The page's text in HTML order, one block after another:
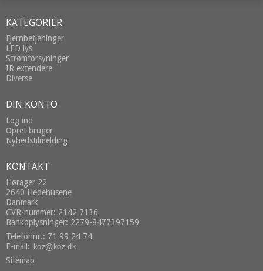
KATEGORIER
Fjernbetjeninger
LED lys
Strømforsyninger
IR extendere
Diverse
DIN KONTO
Log ind
Opret bruger
Nyhedstilmelding
KONTAKT
Hørager 22
2640 Hedehusene
Danmark
CVR-nummer: 2142 7136
Bankoplysninger: 2279-8477397159
Telefonnr.: 71 99 24 74
E-mail :
Sitemap